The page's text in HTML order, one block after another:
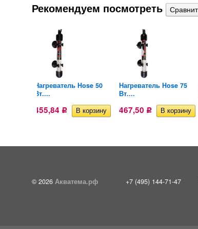
Рекомендуем посмотреть
Нагреватель Hose 50
Вт....
455,84 Р
Нагреватель Hose 75
Вт....
467,50 Р
© 2026 Акватема.рф +7 (495) 144-71-47